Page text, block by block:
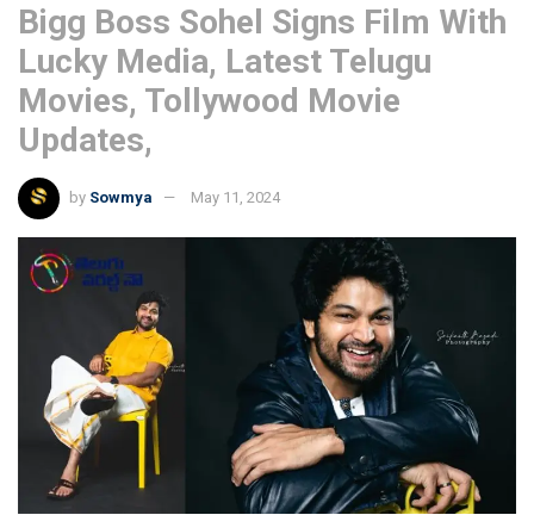
Bigg Boss Sohel Signs Film With
Lucky Media, Latest Telugu
Movies, Tollywood Movie
Updates,
by Sowmya May 11, 2024